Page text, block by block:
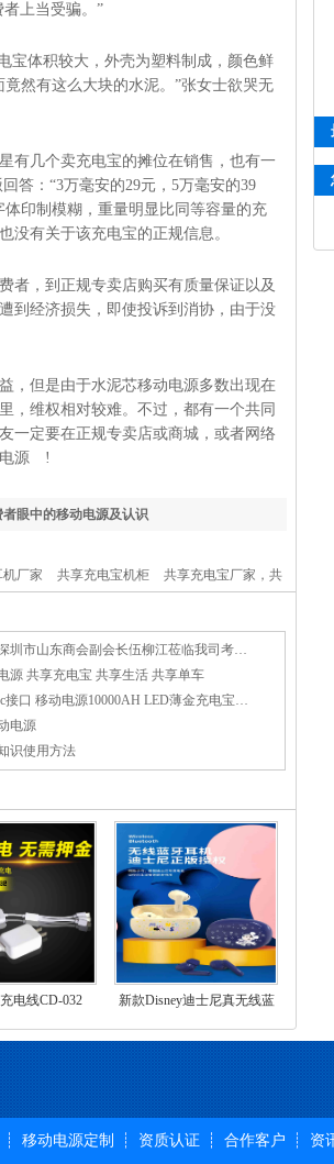
上当受骗。”
宝体积较大，外壳为塑料制成，颜色鲜
然有这么大块的水泥。”张女士欲哭无
有几个卖充电宝的摊位在销售，也有一
答：“3万毫安的29元，5万毫安的39
印制模糊，重量明显比同等容量的充
没有关于该充电宝的正规信息。
者，到正规专卖店购买有质量保证以及
到经济损失，即使投诉到消协，由于没
，但是由于水泥芯移动电源多数出现在
，维权相对较难。不过，都有一个共同
一定要在正规专卖店或商城，或者网络
电源 !
者眼中的移动电源及认识
机厂家 共享充电宝机柜 共享充电宝厂家，共
移动电源 礼品移动电源 深圳移动电源生产厂
充电宝 移动电源充电宝 运动蓝牙音箱 数据线
移动电源生产厂商 深圳礼品充电宝厂家 充电宝
热烈欢迎深圳市山东商会副会长伍柳江莅临我司考察指导工作
源 共享充电宝 共享生活 共享单车
新品Type-c接口 移动电源10000AH LED薄金充电宝 发布
电源
识使用方法
电线CD-032
新款Disney迪士尼真无线蓝
式可爱萌化礼品
移动电源定制 资质认证 合作客户 资